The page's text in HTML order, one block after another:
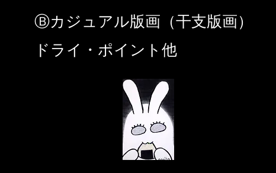
​Ⓑカジュアル版画（干支版画）
ドライ・ポイント他